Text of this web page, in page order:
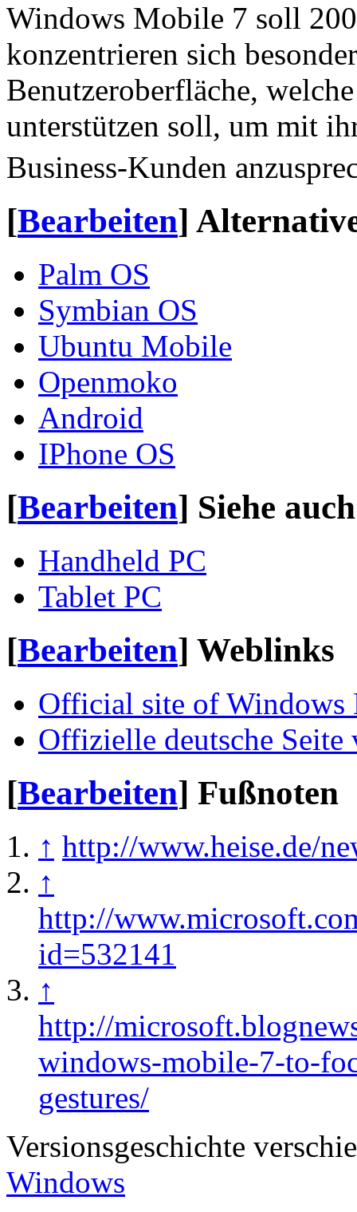
Windows Mobile 7 soll
konzentrieren sich
Benutzeroberfläche,
unterstützen soll, um mit
Business-Kunden
[Bearbeiten]
Palm OS
Symbian OS
Ubuntu Mobile
Openmoko
Android
IPhone OS
[Bearbeiten] Siehe auch
Handheld PC
Tablet PC
[Bearbeiten] Weblinks
Official site of Windows
Offizielle deutsche
[Bearbeiten] Fußnoten
↑ http://www.heise.de/
↑
http://
id=532141
↑
http://
windows-mobile-7-to-
gestures/
Versionsgeschichte
Windows